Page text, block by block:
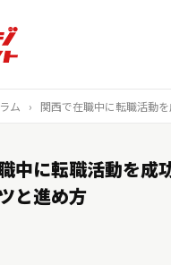
ム › 関西で在職中に転職活動
中に転職活動を成
と進め方